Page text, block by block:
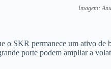
Imagem:
SKR permanece um ativo
porte podem ampliar a